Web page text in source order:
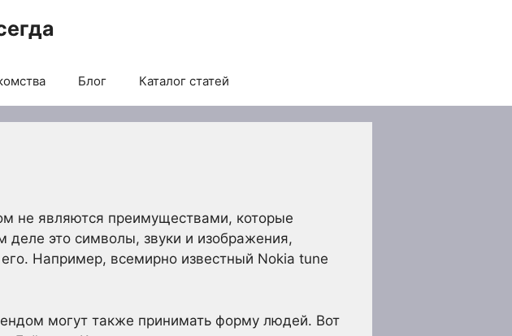
Блог Каталог статей
не являются преимуществами, которые
это символы, звуки и изображения,
Например, всемирно известный Nokia tune
могут также принимать форму людей. Вот